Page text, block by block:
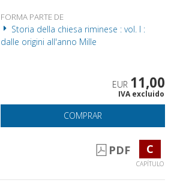
FORMA PARTE DE
Storia della chiesa riminese : vol. I :
dalle origini all'anno Mille
EUR 11,00
IVA excluido
COMPRAR
PDF C
CAPÍTULO